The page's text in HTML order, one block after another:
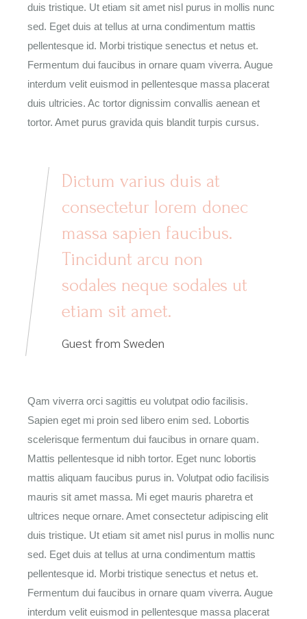
duis tristique. Ut etiam sit amet nisl purus in mollis nunc
sed. Eget duis at tellus at urna condimentum mattis
pellentesque id. Morbi tristique senectus et netus et.
Fermentum dui faucibus in ornare quam viverra. Augue
interdum velit euismod in pellentesque massa placerat
duis ultricies. Ac tortor dignissim convallis aenean et
tortor. Amet purus gravida quis blandit turpis cursus.
Dictum varius duis at
consectetur lorem donec
massa sapien faucibus.
Tincidunt arcu non
sodales neque sodales ut
etiam sit amet.
Guest from Sweden
Qam viverra orci sagittis eu volutpat odio facilisis.
Sapien eget mi proin sed libero enim sed. Lobortis
scelerisque fermentum dui faucibus in ornare quam.
Mattis pellentesque id nibh tortor. Eget nunc lobortis
mattis aliquam faucibus purus in. Volutpat odio facilisis
mauris sit amet massa. Mi eget mauris pharetra et
ultrices neque ornare. Amet consectetur adipiscing elit
duis tristique. Ut etiam sit amet nisl purus in mollis nunc
sed. Eget duis at tellus at urna condimentum mattis
pellentesque id. Morbi tristique senectus et netus et.
Fermentum dui faucibus in ornare quam viverra. Augue
interdum velit euismod in pellentesque massa placerat